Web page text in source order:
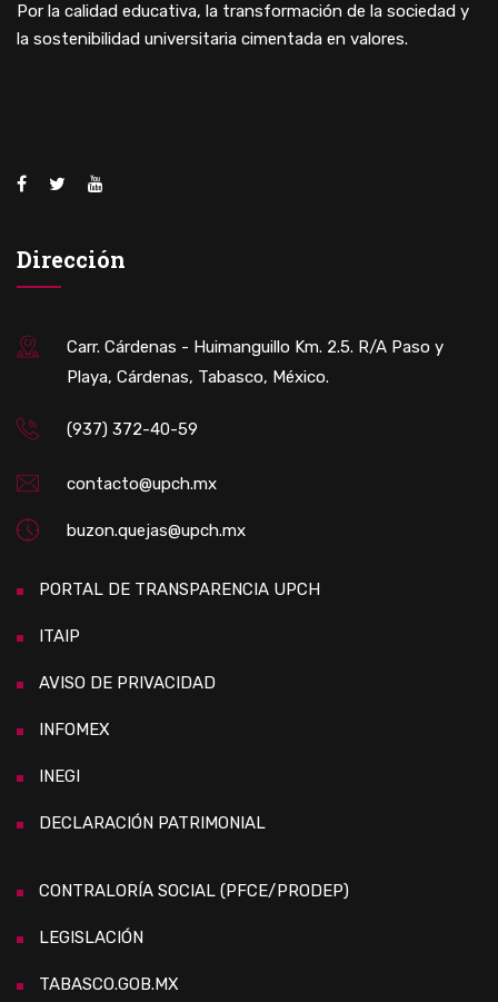
Por la calidad educativa, la transformación de la sociedad y
la sostenibilidad universitaria cimentada en valores.
Dirección
Carr. Cárdenas - Huimanguillo Km. 2.5. R/A Paso y
Playa, Cárdenas, Tabasco, México.
(937) 372-40-59
contacto@upch.mx
buzon.quejas@upch.mx
PORTAL DE TRANSPARENCIA UPCH
ITAIP
AVISO DE PRIVACIDAD
INFOMEX
INEGI
DECLARACIÓN PATRIMONIAL
CONTRALORÍA SOCIAL (PFCE/PRODEP)
LEGISLACIÓN
TABASCO.GOB.MX